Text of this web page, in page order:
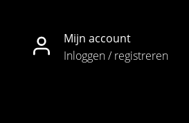
Mijn account
Inloggen / registreren